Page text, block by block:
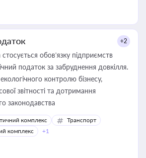
+2
стосується обов’язку підприємств
податок за забруднення довкілля.
контролю бізнесу,
звітності та дотримання
законодавства
комплекс
Транспорт
комплекс
+1